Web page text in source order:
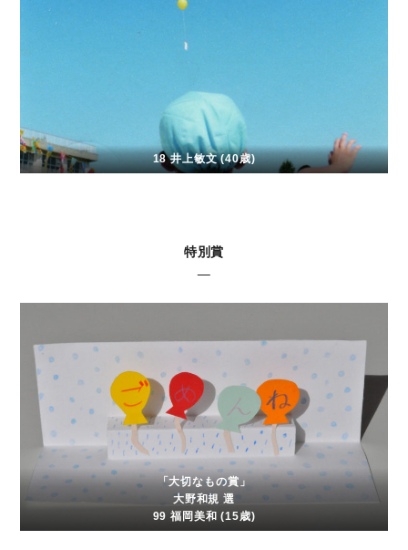
18 井上敏文 (40歳)
特別賞
「大切なもの賞」
大野和規 選
99 福岡美和 (15歳)